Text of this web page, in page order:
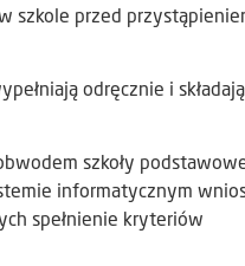
szkole przed
odręcznie i
szkoły
informatycznym
spełnienie kryteriów